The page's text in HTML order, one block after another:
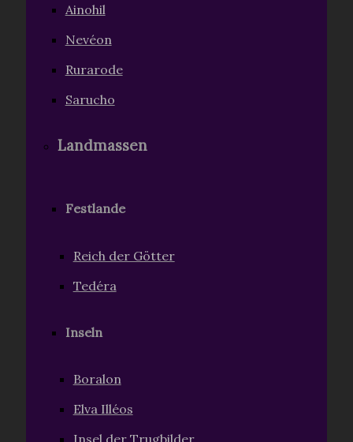
Ainohil
Nevéon
Rurarode
Sarucho
Landmassen
Festlande
Reich der Götter
Tedéra
Inseln
Boralon
Elva Illéos